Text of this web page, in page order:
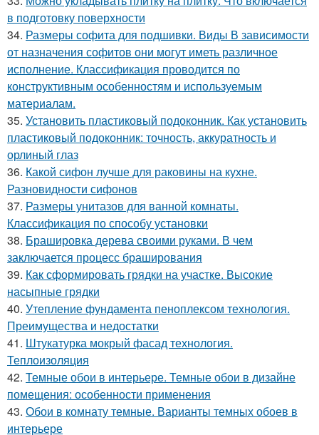
в подготовку поверхности
34. Размеры софита для подшивки. Виды В зависимости
от назначения софитов они могут иметь различное
исполнение. Классификация проводится по
конструктивным особенностям и используемым
материалам.
35. Установить пластиковый подоконник. Как установить
пластиковый подоконник: точность, аккуратность и
орлиный глаз
36. Какой сифон лучше для раковины на кухне.
Разновидности сифонов
37. Размеры унитазов для ванной комнаты.
Классификация по способу установки
38. Брашировка дерева своими руками. В чем
заключается процесс браширования
39. Как сформировать грядки на участке. Высокие
насыпные грядки
40. Утепление фундамента пеноплексом технология.
Преимущества и недостатки
41. Штукатурка мокрый фасад технология.
Теплоизоляция
42. Темные обои в интерьере. Темные обои в дизайне
помещения: особенности применения
43. Обои в комнату темные. Варианты темных обоев в
интерьере